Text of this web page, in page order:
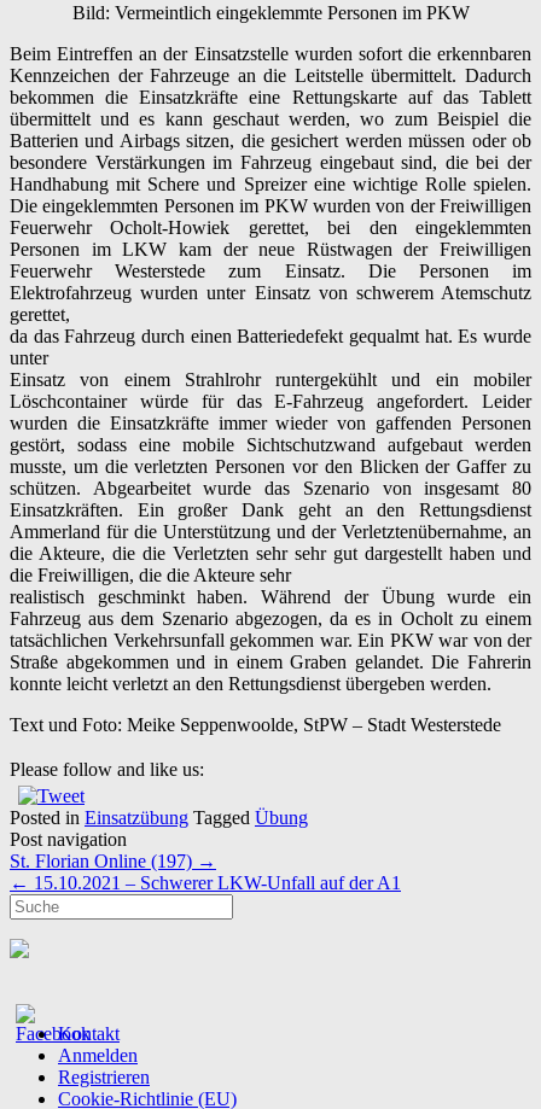
Bild: Vermeintlich eingeklemmte Personen im PKW
Beim Eintreffen an der Einsatzstelle wurden sofort die erkennbaren
Kennzeichen der Fahrzeuge an die Leitstelle übermittelt. Dadurch
bekommen die Einsatzkräfte eine Rettungskarte auf das Tablett
übermittelt und es kann geschaut werden, wo zum Beispiel die
Batterien und Airbags sitzen, die gesichert werden müssen oder ob
besondere Verstärkungen im Fahrzeug eingebaut sind, die bei der
Handhabung mit Schere und Spreizer eine wichtige Rolle spielen.
Die eingeklemmten Personen im PKW wurden von der Freiwilligen
Feuerwehr Ocholt-Howiek gerettet, bei den eingeklemmten
Personen im LKW kam der neue Rüstwagen der Freiwilligen
Feuerwehr Westerstede zum Einsatz. Die Personen im
Elektrofahrzeug wurden unter Einsatz von schwerem Atemschutz
gerettet,
da das Fahrzeug durch einen Batteriedefekt gequalmt hat. Es wurde
unter
Einsatz von einem Strahlrohr runtergekühlt und ein mobiler
Löschcontainer würde für das E-Fahrzeug angefordert. Leider
wurden die Einsatzkräfte immer wieder von gaffenden Personen
gestört, sodass eine mobile Sichtschutzwand aufgebaut werden
musste, um die verletzten Personen vor den Blicken der Gaffer zu
schützen. Abgearbeitet wurde das Szenario von insgesamt 80
Einsatzkräften. Ein großer Dank geht an den Rettungsdienst
Ammerland für die Unterstützung und der Verletztenübernahme, an
die Akteure, die die Verletzten sehr sehr gut dargestellt haben und
die Freiwilligen, die die Akteure sehr
realistisch geschminkt haben. Während der Übung wurde ein
Fahrzeug aus dem Szenario abgezogen, da es in Ocholt zu einem
tatsächlichen Verkehrsunfall gekommen war. Ein PKW war von der
Straße abgekommen und in einem Graben gelandet. Die Fahrerin
konnte leicht verletzt an den Rettungsdienst übergeben werden.
Text und Foto: Meike Seppenwoolde, StPW – Stadt Westerstede
Please follow and like us:
Posted in Einsatzübung Tagged Übung
Post navigation
St. Florian Online (197) →
← 15.10.2021 – Schwerer LKW-Unfall auf der A1
Kontakt
Anmelden
Registrieren
Cookie-Richtlinie (EU)